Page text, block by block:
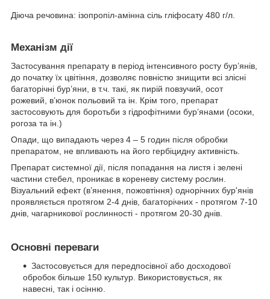
Діюча речовина: ізопропіл-амінна сіль гліфосату 480 г/л.
Механізм дії
Застосування препарату в період інтенсивного росту бур’янів,
до початку їх цвітіння, дозволяє повністю знищити всі злісні
багаторічні бур’яни, в т.ч. такі, як пирій повзучий, осот
рожевий, в’юнок польовий та ін. Крім того, препарат
застосовують для боротьби з гідрофітними бур’янами (осоки,
рогоза та ін.)
Опади, що випадають через 4 – 5 годин після обробки
препаратом, не впливають на його гербіцидну активність.
Препарат системної дії, після попадання на листя і зелені
частини стебел, проникає в кореневу систему рослин.
Візуальний ефект (в’янення, пожовтіння) однорічних бур'янів
проявляється протягом 2-4 днів, багаторічних - протягом 7-10
днів, чагарникової рослинності - протягом 20-30 днів.
Основні переваги
Застосовується для передпосівної або досходової
обробок більше 150 культур. Використовується, як
навесні, так і осінню.